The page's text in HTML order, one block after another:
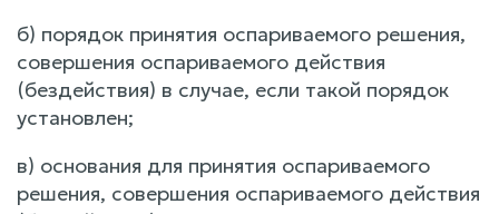
б) порядок принятия оспариваемого решения,
совершения оспариваемого действия
(бездействия) в случае, если такой порядок
установлен;
в) основания для принятия оспариваемого
решения, совершения оспариваемого действия